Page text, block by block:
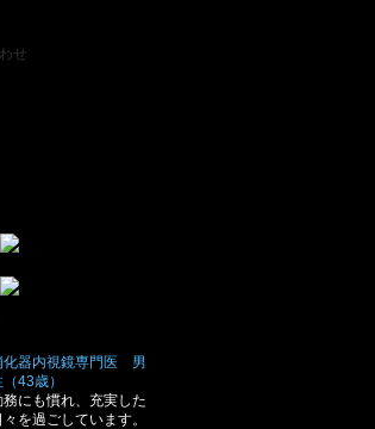
化器内視鏡専門医 男
43歳）
務にも慣れ、充実した
々を過ごしています。